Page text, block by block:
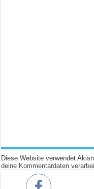
Diese Website verwendet
deine Kommentardaten